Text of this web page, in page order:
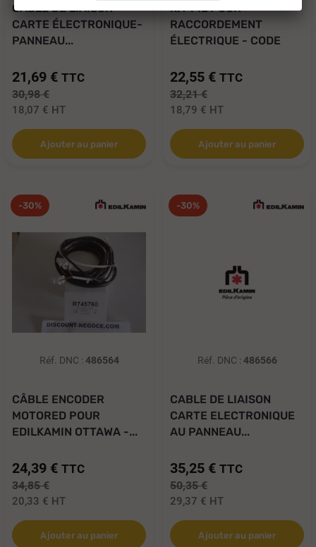
CÂBLE DE LIAISON
CARTE ÉLECTRONIQUE-
PANNEAU...
21,69 € TTC
30,98 €
18,07 € HT
Ajouter au panier
KIT FIL POUR
RACCORDEMENT
ÉLECTRIQUE - CODE
22,55 € TTC
32,21 €
18,79 € HT
Ajouter au panier
-30%
Réf. DNC : 486564
CÂBLE ENCODER
MOTORED POUR
EDILKAMIN OTTAWA -...
24,39 € TTC
34,85 €
20,33 € HT
Ajouter au panier
-30%
Réf. DNC : 486566
CABLE DE LIAISON
CARTE ELECTRONIQUE
AU PANNEAU...
35,25 € TTC
50,35 €
29,37 € HT
Ajouter au panier